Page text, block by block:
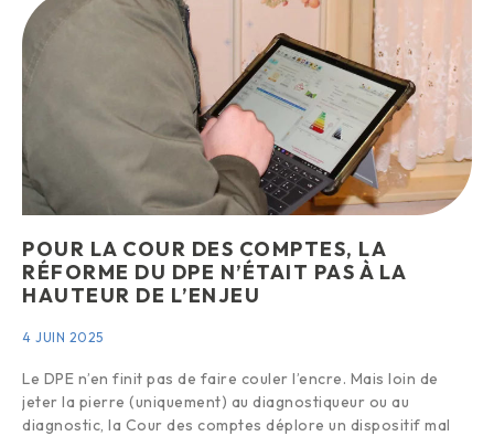
POUR LA COUR DES COMPTES, LA
RÉFORME DU DPE N’ÉTAIT PAS À LA
HAUTEUR DE L’ENJEU
4 JUIN 2025
Le DPE n’en finit pas de faire couler l’encre. Mais loin de
jeter la pierre (uniquement) au diagnostiqueur ou au
diagnostic, la Cour des comptes déplore un dispositif mal